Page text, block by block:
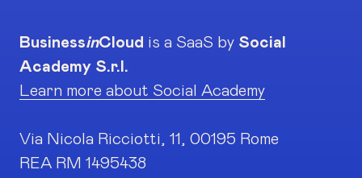
BusinessinCloud is a SaaS by Social
Academy S.r.l.
Learn more about Social Academy
Via Nicola Ricciotti, 11, 00195 Rome
REA RM 1495438